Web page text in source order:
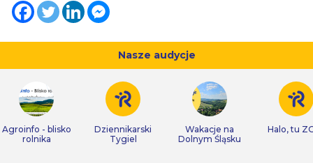
Nasze audycje
Agroinfo - blisko
rolnika
Dziennikarski
Tygiel
Wakacje na
Dolnym Śląsku
Halo, tu